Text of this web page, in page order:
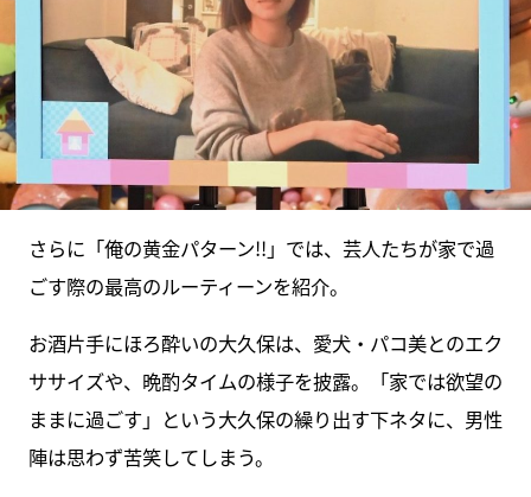
さらに「俺の黄金パターン!!」では、芸人たちが家で過
ごす際の最高のルーティーンを紹介。
お酒片手にほろ酔いの大久保は、愛犬・パコ美とのエク
ササイズや、晩酌タイムの様子を披露。「家では欲望の
ままに過ごす」という大久保の繰り出す下ネタに、男性
陣は思わず苦笑してしまう。